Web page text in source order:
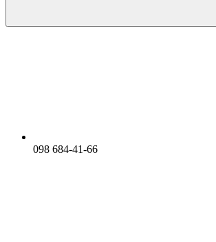
098 684-41-66